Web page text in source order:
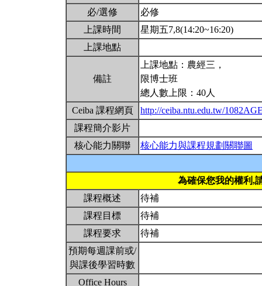
必/選修
必修
上課時間
星期五7,8(14:20~16:20)
上課地點
備註
上課地點：農經三，
限博士班
總人數上限：40人
Ceiba 課程網頁
http://ceiba.ntu.edu.tw/
課程簡介影片
核心能力關聯
核心能力與課程規劃關聯圖
為確保您我的權利,
課程概述
待補
課程目標
待補
課程要求
待補
預期每週課前或/
與課後學習時數
Office Hours